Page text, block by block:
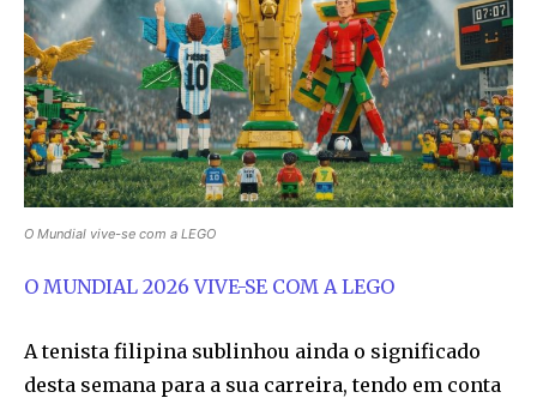
O Mundial vive-se com a LEGO
O MUNDIAL 2026 VIVE-SE COM A LEGO
A tenista filipina sublinhou ainda o significado
desta semana para a sua carreira, tendo em conta